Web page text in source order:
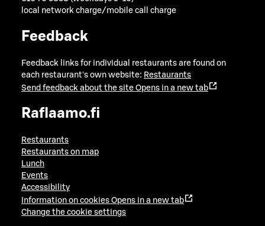
local network charge/mobile call charge
Feedback
Feedback links for individual restaurants are found on
each restaurant's own website: Restaurants
Send feedback about the site Opens in a new tab
Raflaamo.fi
Restaurants
Restaurants on map
Lunch
Events
Accessibility
Information on cookies Opens in a new tab
Change the cookie settings